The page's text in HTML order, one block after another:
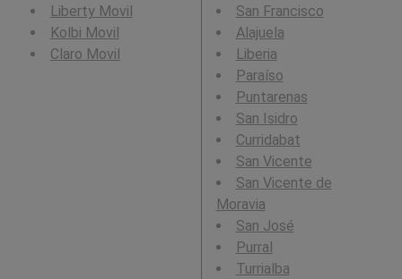
Liberty Movil
Kolbi Movil
Claro Movil
San Francisco
Alajuela
Liberia
Paraíso
Puntarenas
San Isidro
Curridabat
San Vicente
San Vicente de
Moravia
San José
Purral
Turrialba